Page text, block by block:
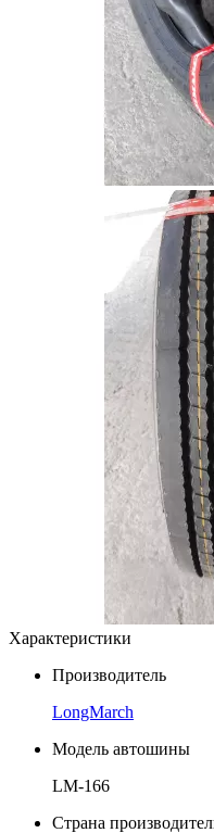
Характеристики
Производитель
LongMarch
Модель автошины
LM-166
Страна